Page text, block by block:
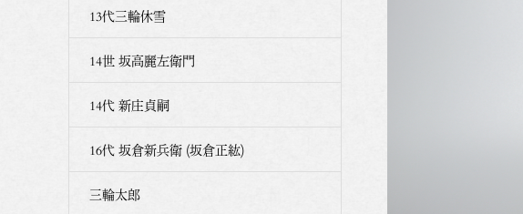
13代三輪休雪
14世 坂高麗左衛門
14代 新庄貞嗣
16代 坂倉新兵衛 (坂倉正紘)
三輪太郎